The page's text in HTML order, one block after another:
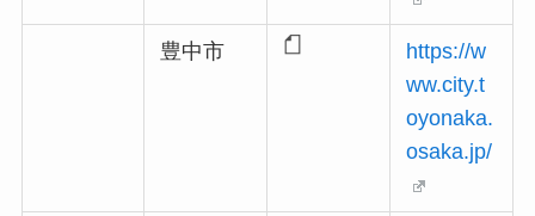
豊中市
https://w
ww.city.t
oyonaka.
osaka.jp/